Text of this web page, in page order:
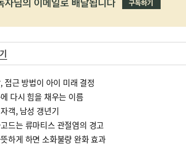
근 방법이 아이 미래 결정
다시 힘을 채우는 이름
객, 남성 갱년기
드는 류마티스 관절염의 경고
하게 하면 소화불량 완화 효과